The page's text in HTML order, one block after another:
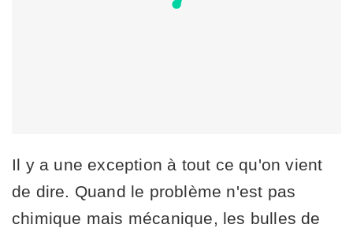
Il y a une exception à tout ce qu'on vient
de dire. Quand le problème n'est pas
chimique mais mécanique, les bulles de